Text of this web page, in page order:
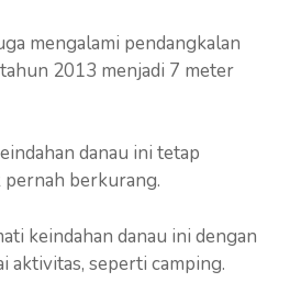
mengalami pendangkalan
2013 menjadi 7 meter
danau ini tetap
pernah berkurang.
keindahan danau ini dengan
aktivitas, seperti camping.